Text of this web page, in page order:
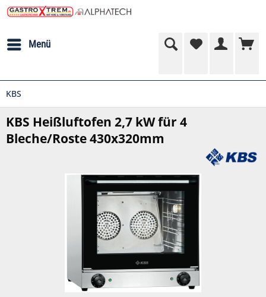
Menü
KBS
KBS Heißluftofen 2,7 kW für 4
Bleche/Roste 430x320mm